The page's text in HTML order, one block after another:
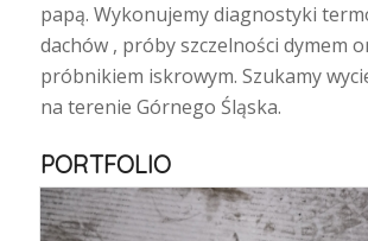
papą. Wykonujemy diagnostyki
dachów , próby szczelności dymem
próbnikiem iskrowym. Szukamy
na terenie Górnego Śląska.
PORTFOLIO